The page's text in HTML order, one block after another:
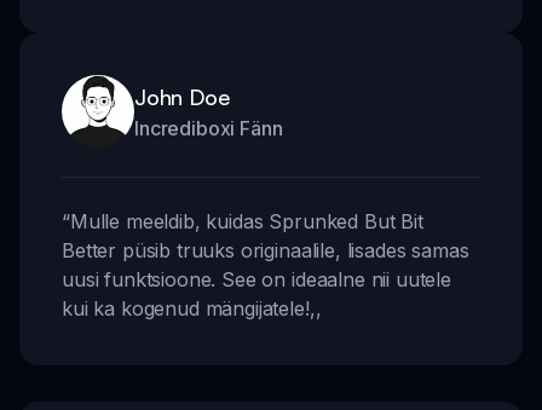
John Doe
Incrediboxi Fänn
“Mulle meeldib, kuidas Sprunked But Bit
Better püsib truuks originaalile, lisades samas
uusi funktsioone. See on ideaalne nii uutele
kui ka kogenud mängijatele!,,